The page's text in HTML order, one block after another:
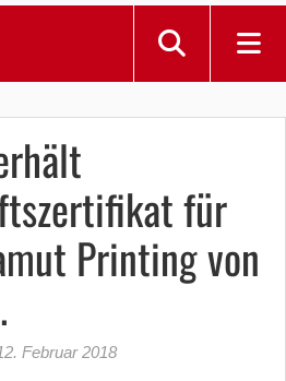
für
Printing von
Februar 2018